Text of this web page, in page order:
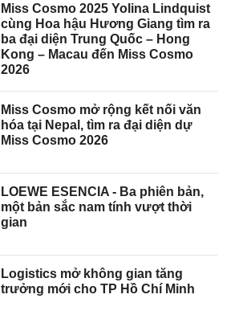
Miss Cosmo 2025 Yolina Lindquist
cùng Hoa hậu Hương Giang tìm ra
ba đại diện Trung Quốc – Hong
Kong – Macau đến Miss Cosmo
2026
Miss Cosmo mở rộng kết nối văn
hóa tại Nepal, tìm ra đại diện dự
Miss Cosmo 2026
LOEWE ESENCIA - Ba phiên bản,
một bản sắc nam tính vượt thời
gian
Logistics mở không gian tăng
trưởng mới cho TP Hồ Chí Minh